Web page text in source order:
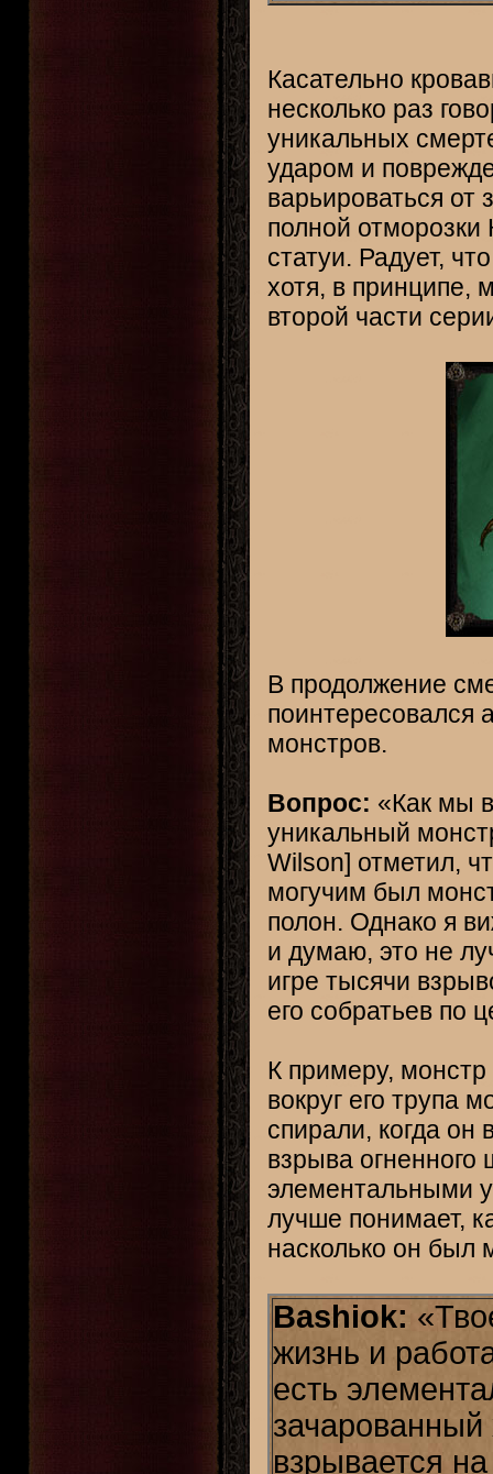
Касательно
несколько раз
уникальных
ударом и
варьироваться от
полной
статуи. Радует,
хотя, в принципе,
второй части
В продолжение
поинтересовался
монстров.
Вопрос: «Как мы
уникальный
Wilson] отметил,
могучим был
полон. Однако я
и думаю, это не
игре тысячи
его собратьев по
К примеру,
вокруг его трупа
спирали, когда он
взрыва
элементальными
лучше понимает,
насколько он был
Bashiok:
жизнь и
есть
взрывается